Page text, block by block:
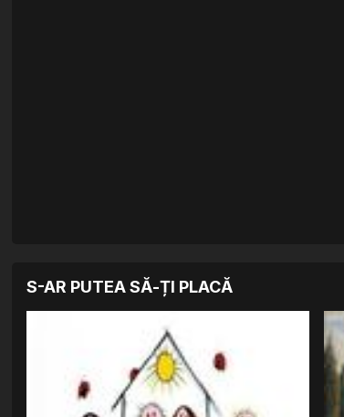
S-AR PUTEA SĂ-ȚI PLACĂ